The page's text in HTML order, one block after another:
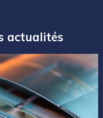
actualités